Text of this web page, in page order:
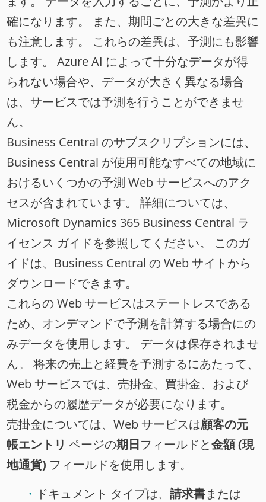
確になります。 また、期間ごとの大きな差異に
も注意します。 これらの差異は、予測にも影響
します。 Azure AI によって十分なデータが得
られない場合や、データが大きく異なる場合
は、サービスでは予測を行うことができませ
ん。
Business Central のサブスクリプションには、
Business Central が使用可能なすべての地域に
おけるいくつかの予測 Web サービスへのアク
セスが含まれています。 詳細については、
Microsoft Dynamics 365 Business Central ラ
イセンス ガイドを参照してください。 このガ
イドは、Business Central の Web サイトから
ダウンロードできます。
これらの Web サービスはステートレスである
ため、オンデマンドで予測を計算する場合にの
みデータを使用します。 データは保存されませ
ん。 将来の売上と経費を予測するにあたって、
Web サービスでは、売掛金、買掛金、および
税金からの履歴データが必要になります。
売掛金については、Web サービスは顧客の元
帳エントリ ページの期日フィールドと金額 (現
地通貨) フィールドを使用します。
ドキュメント タイプは、請求書または